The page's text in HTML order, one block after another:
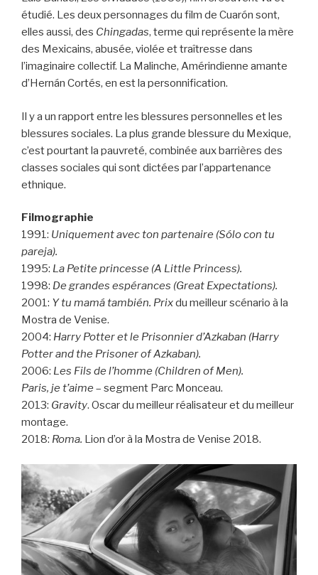
étudié. Les deux personnages du film de Cuarón sont,
elles aussi, des Chingadas, terme qui représente la mère
des Mexicains, abusée, violée et traîtresse dans
l’imaginaire collectif. La Malinche, Amérindienne amante
d’Hernán Cortés, en est la personnification.
Il y a un rapport entre les blessures personnelles et les
blessures sociales. La plus grande blessure du Mexique,
c’est pourtant la pauvreté, combinée aux barrières des
classes sociales qui sont dictées par l’appartenance
ethnique.
Filmographie
1991: Uniquement avec ton partenaire (Sólo con tu
pareja).
1995: La Petite princesse (A Little Princess).
1998: De grandes espérances (Great Expectations).
2001: Y tu mamá también. Prixdu meilleur scénario à la
Mostra de Venise.
2004: Harry Potter et le Prisonnier d’Azkaban (Harry
Potter and the Prisoner of Azkaban).
2006: Les Fils de l’homme (Children of Men).
Paris, je t’aime – segment Parc Monceau.
2013: Gravity. Oscar du meilleur réalisateur et du meilleur
montage.
2018: Roma. Lion d’or à la Mostra de Venise 2018.